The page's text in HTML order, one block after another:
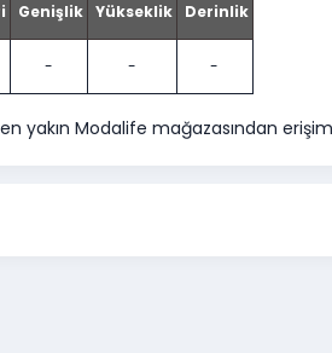
Genişlik Yükseklik Derinlik
- - -
yakın Modalife mağazasından